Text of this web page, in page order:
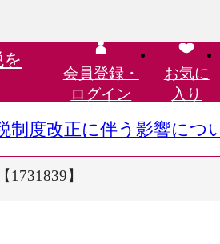
会員登録・
ログイン
お気に
入り
制度改正に伴う影響につ
】